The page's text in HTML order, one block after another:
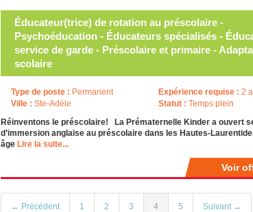
Éducateur(trice) de rotation au préscolaire -
Psychoéducation - Éducateurs spécialisés -
service de garde - Préscolaire et primaire -
scolaire
Type de poste : Permanent
Ville : Ste-Adèle
Expérience requise : 2
Statut : Temps plein
Réinventons le préscolaire! La Prématernelle Kinder a ouvert
d’immersion anglaise au préscolaire dans les Hautes-
âge Lire la suite...
Voir
← Précédent 1 2 3 4 5 Suivant →